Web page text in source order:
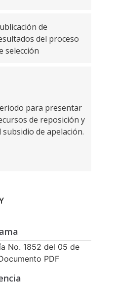
de
del proceso
selección
para presentar
de reposición y
subsidio de apelación.
No. 1852 del 05 de
PDF